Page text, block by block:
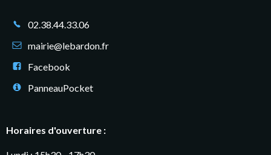
02.38.44.33.06
mairie@lebardon.fr
Facebook
PanneauPocket
Horaires d'ouverture :